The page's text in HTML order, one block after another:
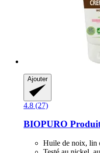
Ajouter
4.8 (27)
BIOPURO
Huile de noix, lin